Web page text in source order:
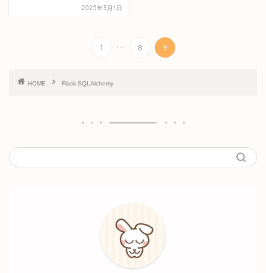
2025年3月1日
1 ... 8 9
HOME Flask-SQLAlchemy